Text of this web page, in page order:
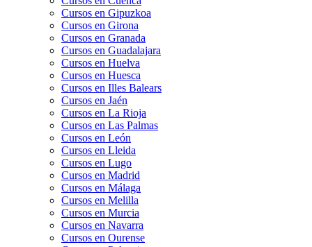
Cursos en Gipuzkoa
Cursos en Girona
Cursos en Granada
Cursos en Guadalajara
Cursos en Huelva
Cursos en Huesca
Cursos en Illes Balears
Cursos en Jaén
Cursos en La Rioja
Cursos en Las Palmas
Cursos en León
Cursos en Lleida
Cursos en Lugo
Cursos en Madrid
Cursos en Málaga
Cursos en Melilla
Cursos en Murcia
Cursos en Navarra
Cursos en Ourense